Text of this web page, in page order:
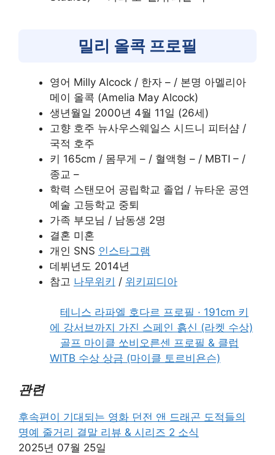
밀리 올콕 프로필
영어 Milly Alcock / 한자 – / 본명 아멜리아
메이 올콕 (Amelia May Alcock)
생년월일 2000년 4월 11일 (26세)
고향 호주 뉴사우스웨일스 시드니 피터샴 /
국적 호주
키 165cm / 몸무게 – / 혈액형 – / MBTI – /
종교 –
학력 스탠모어 공립학교 졸업 / 뉴타운 공연
예술 고등학교 중퇴
가족 부모님 / 남동생 2명
결혼 미혼
개인 SNS 인스타그램
데뷔년도 2014년
참고 나무위키 / 위키피디아
테니스 라파엘 호다르 프로필 · 191cm 키
에 강서브까지 가진 스페인 흙신 (라켓 수상)
골프 마이클 쏘비오른센 프로필 & 클럽
WITB 수상 상금 (마이클 토르비욘슨)
관련
후속편이 기대되는 영화 던전 앤 드래곤 도적들의
명예 줄거리 결말 리뷰 & 시리즈 2 소식
2025년 07월 25일